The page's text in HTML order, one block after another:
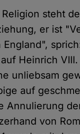
Religion steht
er ist
England",
Heinrich
unliebsam
auf
Annulierung
von